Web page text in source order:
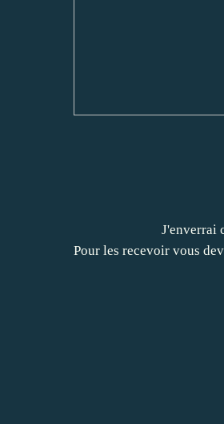
J'enverrai
Pour les recevoir vous